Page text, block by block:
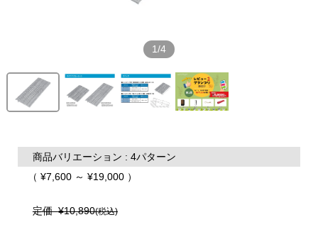
1/4
商品バリエーション : 4パターン
（ ¥7,600 ～ ¥19,000 ）
定価¥10,890(税込)